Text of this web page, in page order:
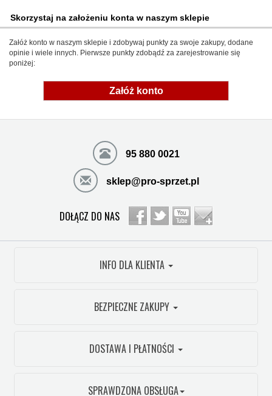
Skorzystaj na założeniu konta w naszym sklepie
Załóż konto w naszym sklepie i zdobywaj punkty za swoje zakupy, dodane
opinie i wiele innych. Pierwsze punkty zdobądź za zarejestrowanie się
poniżej:
Załóż konto
95 880 0021
sklep@pro-sprzet.pl
DOŁĄCZ DO NAS
INFO DLA KLIENTA
BEZPIECZNE ZAKUPY
DOSTAWA I PŁATNOŚCI
SPRAWDZONA OBSŁUGA